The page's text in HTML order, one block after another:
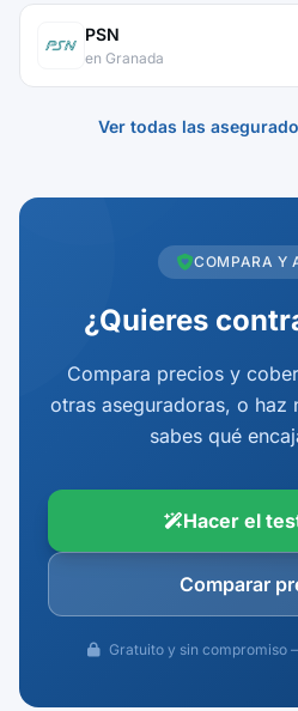
PSN
en Granada
Ver todas las
COMPARA Y
¿Quieres
Compara precios y
otras aseguradoras, o haz
sabes qué
Hacer el
Comparar
Gratuito y sin compromiso